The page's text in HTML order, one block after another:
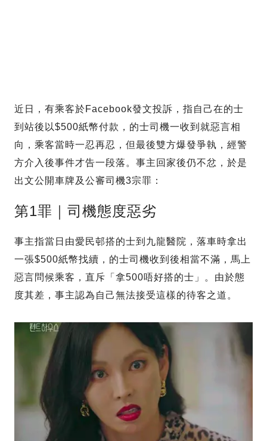
近日，有乘客於Facebook發文投訴，指自己在的士
到站後以$500紙幣付款，的士司機一收到就惡言相
向，乘客當時一忍再忍，但最後雙方爆發爭執，經警
方介入後事件才告一段落。事主回家後仍不忿，於是
出文公開車牌及公審司機3宗罪：
第1罪｜司機態度惡劣
事主指當日由愛民邨搭的士到九龍醫院，落車時拿出
一張$500紙幣找續，的士司機收到後相當不滿，馬上
惡言問候乘客，直斥「拿500唔好搭的士」。由於態
度其差，事主認為自己無法接受這樣的待客之道。